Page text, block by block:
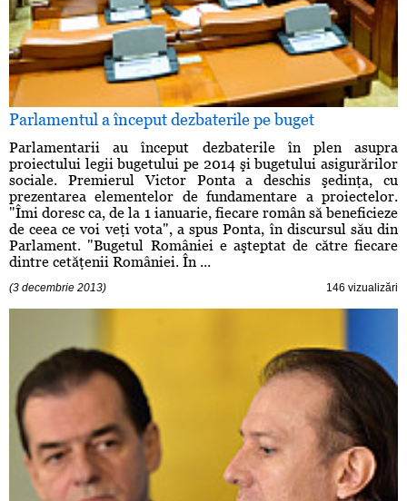
Parlamentul a început dezbaterile pe buget
Parlamentarii au început dezbaterile în plen asupra
proiectului legii bugetului pe 2014 şi bugetului asigurărilor
sociale. Premierul Victor Ponta a deschis şedinţa, cu
prezentarea elementelor de fundamentare a proiectelor.
"Îmi doresc ca, de la 1 ianuarie, fiecare român să beneficieze
de ceea ce voi veţi vota", a spus Ponta, în discursul său din
Parlament. "Bugetul României e aşteptat de către fiecare
dintre cetăţenii României. În ...
(3 decembrie 2013) 146 vizualizări